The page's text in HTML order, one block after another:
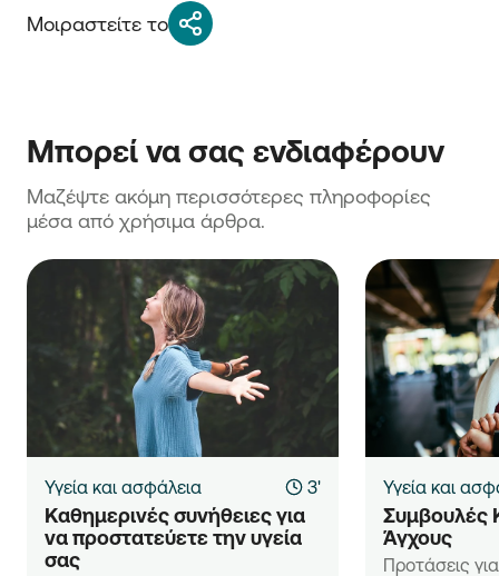
Μοιραστείτε το
Μπορεί να σας ενδιαφέρουν
Μαζέψτε ακόμη περισσότερες πληροφορίες
μέσα από χρήσιμα άρθρα.
Υγεία και ασφάλεια 3'
Καθημερινές συνήθειες για
να προστατεύετε την υγεία
σας
Υγεία και
Συμβουλές
Άγχους
Προτάσεις